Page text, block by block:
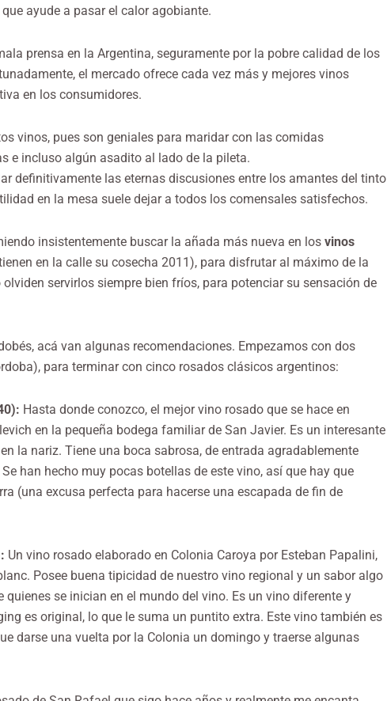
ayude a pasar el calor agobiante.
prensa en la Argentina, seguramente por la pobre calidad de los
el mercado ofrece cada vez más y mejores vinos
en los consumidores.
vinos, pues son geniales para maridar con las comidas
e incluso algún asadito al lado de la pileta.
definitivamente las eternas discusiones entre los amantes del tinto
en la mesa suele dejar a todos los comensales satisfechos.
insistentemente buscar la añada más nueva en los vinos
en la calle su cosecha 2011), para disfrutar al máximo de la
servirlos siempre bien fríos, para potenciar su sensación de
acá van algunas recomendaciones. Empezamos con dos
para terminar con cinco rosados clásicos argentinos:
Hasta donde conozco, el mejor vino rosado que se hace en
en la pequeña bodega familiar de San Javier. Es un interesante
la nariz. Tiene una boca sabrosa, de entrada agradablemente
han hecho muy pocas botellas de este vino, así que hay que
(una excusa perfecta para hacerse una escapada de fin de
Un vino rosado elaborado en Colonia Caroya por Esteban Papalini,
Posee buena tipicidad de nuestro vino regional y un sabor algo
se inician en el mundo del vino. Es un vino diferente y
es original, lo que le suma un puntito extra. Este vino también es
darse una vuelta por la Colonia un domingo y traerse algunas